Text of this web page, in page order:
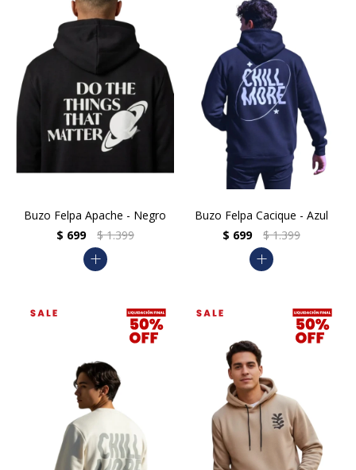
Buzo Felpa Apache - Negro
$ 699 $ 1.399
add
Buzo Felpa Cacique - Azul
$ 699 $ 1.399
add